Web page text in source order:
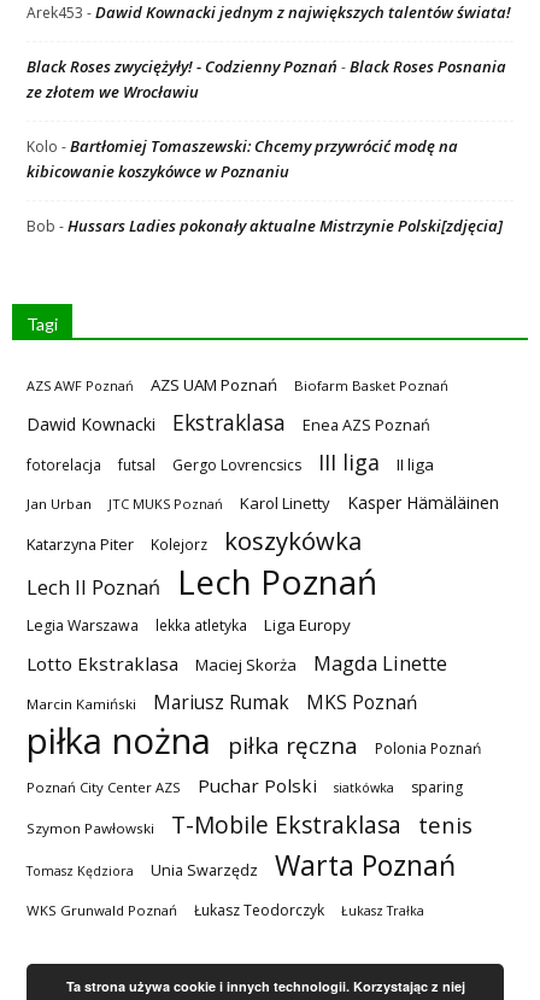
Arek453 -Dawid Kownacki jednym z największych talentów świata!
Black Roses zwyciężyły! - Codzienny Poznań -Black Roses Posnania
ze złotem we Wrocławiu
Kolo -Bartłomiej Tomaszewski: Chcemy przywrócić modę na
kibicowanie koszykówce w Poznaniu
Bob -Hussars Ladies pokonały aktualne Mistrzynie Polski[zdjęcia]
Tagi
AZS AWF Poznań AZS UAM Poznań Biofarm Basket Poznań
Dawid Kownacki Ekstraklasa Enea AZS Poznań
fotorelacja futsal Gergo Lovrencsics III liga II liga
Jan Urban JTC MUKS Poznań Karol Linetty Kasper Hämäläinen
Katarzyna Piter Kolejorz koszykówka
Lech II Poznań Lech Poznań
Legia Warszawa lekka atletyka Liga Europy
Lotto Ekstraklasa Maciej Skorża Magda Linette
Marcin Kamiński Mariusz Rumak MKS Poznań
piłka nożna piłka ręczna Polonia Poznań
Poznań City Center AZS Puchar Polski siatkówka sparing
Szymon Pawłowski T-Mobile Ekstraklasa tenis
Tomasz Kędziora Unia Swarzędz Warta Poznań
WKS Grunwald Poznań Łukasz Teodorczyk Łukasz Trałka
Ta strona używa cookie i innych technologii. Korzystając z niej